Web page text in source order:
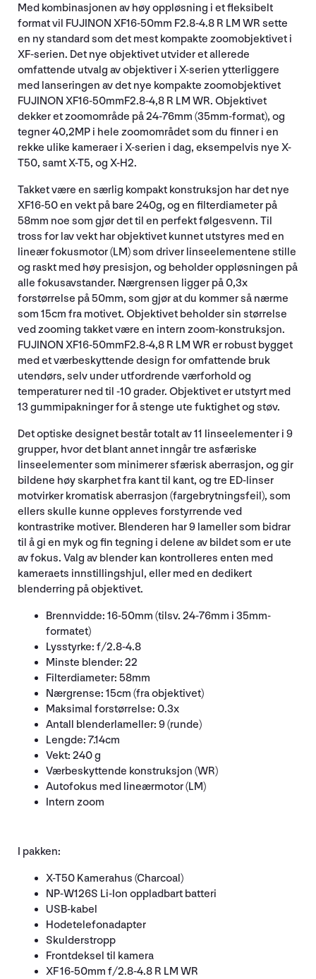
Med kombinasjonen av høy oppløsning i et fleksibelt
format vil FUJINON XF16-50mm F2.8-4.8 R LM WR sette
en ny standard som det mest kompakte zoomobjektivet i
XF-serien. Det nye objektivet utvider et allerede
omfattende utvalg av objektiver i X-serien ytterliggere
med lanseringen av det nye kompakte zoomobjektivet
FUJINON XF16-50mmF2.8-4,8 R LM WR. Objektivet
dekker et zoomområde på 24-76mm (35mm-format), og
tegner 40,2MP i hele zoomområdet som du finner i en
rekke ulike kameraer i X-serien i dag, eksempelvis nye X-
T50, samt X-T5, og X-H2.
Takket være en særlig kompakt konstruksjon har det nye
XF16-50 en vekt på bare 240g, og en filterdiameter på
58mm noe som gjør det til en perfekt følgesvenn. Til
tross for lav vekt har objektivet kunnet utstyres med en
lineær fokusmotor (LM) som driver linseelementene stille
og raskt med høy presisjon, og beholder oppløsningen på
alle fokusavstander. Nærgrensen ligger på 0,3x
forstørrelse på 50mm, som gjør at du kommer så nærme
som 15cm fra motivet. Objektivet beholder sin størrelse
ved zooming takket være en intern zoom-konstruksjon.
FUJINON XF16-50mmF2.8-4,8 R LM WR er robust bygget
med et værbeskyttende design for omfattende bruk
utendørs, selv under utfordrende værforhold og
temperaturer ned til -10 grader. Objektivet er utstyrt med
13 gummipakninger for å stenge ute fuktighet og støv.
Det optiske designet består totalt av 11 linseelementer i 9
grupper, hvor det blant annet inngår tre asfæriske
linseelementer som minimerer sfærisk aberrasjon, og gir
bildene høy skarphet fra kant til kant, og tre ED-linser
motvirker kromatisk aberrasjon (fargebrytningsfeil), som
ellers skulle kunne oppleves forstyrrende ved
kontrastrike motiver. Blenderen har 9 lameller som bidrar
til å gi en myk og fin tegning i delene av bildet som er ute
av fokus. Valg av blender kan kontrolleres enten med
kameraets innstillingshjul, eller med en dedikert
blenderring på objektivet.
Brennvidde: 16-50mm (tilsv. 24-76mm i 35mm-
formatet)
Lysstyrke: f/2.8-4.8
Minste blender: 22
Filterdiameter: 58mm
Nærgrense: 15cm (fra objektivet)
Maksimal forstørrelse: 0.3x
Antall blenderlameller: 9 (runde)
Lengde: 7.14cm
Vekt: 240 g
Værbeskyttende konstruksjon (WR)
Autofokus med lineærmotor (LM)
Intern zoom
I pakken:
X-T50 Kamerahus (Charcoal)
NP-W126S Li-Ion oppladbart batteri
USB-kabel
Hodetelefonadapter
Skulderstropp
Frontdeksel til kamera
XF 16-50mm f/2.8-4.8 R LM WR